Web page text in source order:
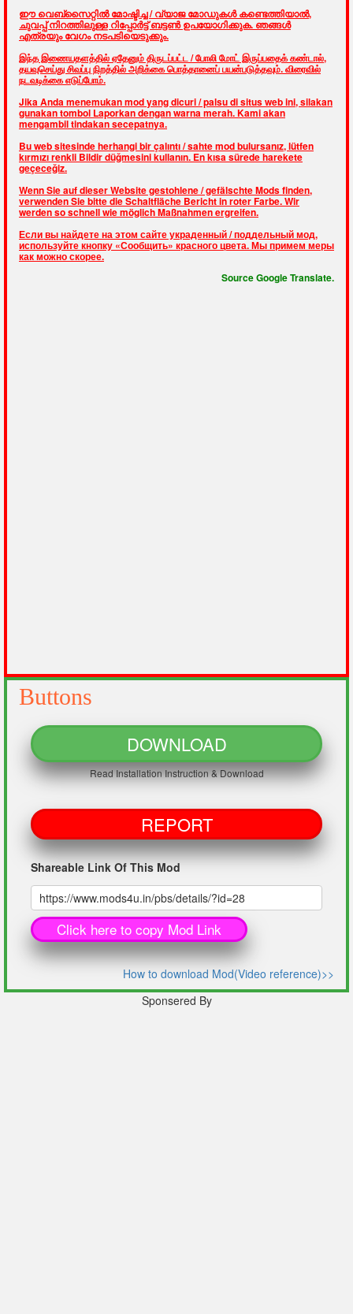
ഈ വെബ്സൈറ്റിൽ മോഷ്ടിച്ച / വ്യാജ മോഡുകൾ കണ്ടെത്തിയാൽ,
ചുവപ്പ് നിറത്തിലുള്ള റിപ്പോർട്ട് ബട്ടൺ ഉപയോഗിക്കുക. ഞങ്ങൾ
എത്രയും വേഗം നടപടിയെടുക്കും.
இந்த இணையதளத்தில் ஏதேனும் திருடப்பட்ட / போலி மோட் இருப்பதைக் கண்டால்,
தயவுசெய்து சிவப்பு நிறத்தில் அறிக்கை பொத்தானைப் பயன்படுத்தவும். விரைவில்
நடவடிக்கை எடுப்போம்.
Jika Anda menemukan mod yang dicuri / palsu di situs web ini, silakan
gunakan tombol Laporkan dengan warna merah. Kami akan
mengambil tindakan secepatnya.
Bu web sitesinde herhangi bir çalıntı / sahte mod bulursanız, lütfen
kırmızı renkli Bildir düğmesini kullanın. En kısa sürede harekete
geçeceğiz.
Wenn Sie auf dieser Website gestohlene / gefälschte Mods finden,
verwenden Sie bitte die Schaltfläche Bericht in roter Farbe. Wir
werden so schnell wie möglich Maßnahmen ergreifen.
Если вы найдете на этом сайте украденный / поддельный мод,
используйте кнопку «Сообщить» красного цвета. Мы примем меры
как можно скорее.
Source Google Translate.
Buttons
DOWNLOAD
Read Installation Instruction & Download
REPORT
Shareable Link Of This Mod
Click here to copy Mod Link
How to download Mod(Video reference)>>
Sponsered By